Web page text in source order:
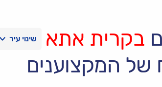
בקרית אתא
של המקצוענים